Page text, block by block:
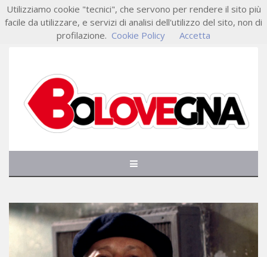
Utilizziamo cookie "tecnici", che servono per rendere il sito più
facile da utilizzare, e servizi di analisi dell'utilizzo del sito, non di
profilazione. Cookie Policy Accetta